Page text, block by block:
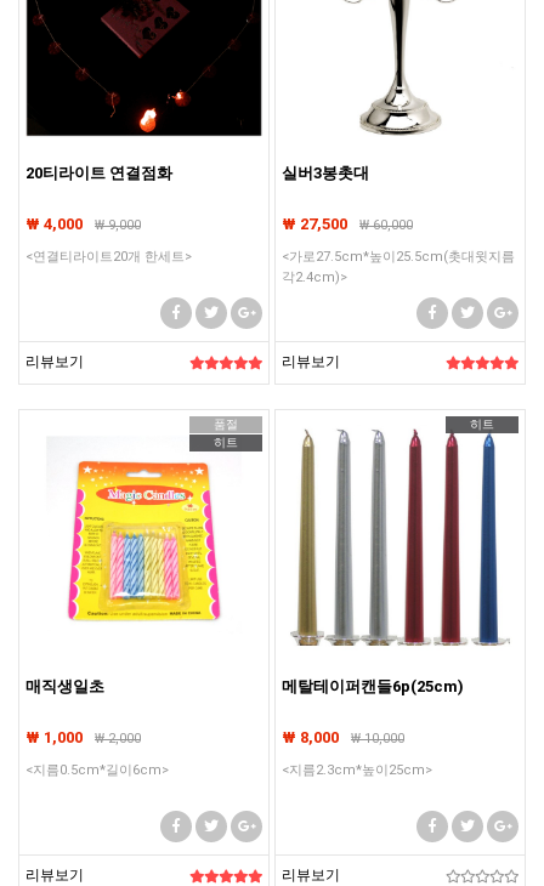
20티라이트 연결점화
₩ 4,000 ₩9,000
<연결티라이트20개 한세트>
리뷰보기
실버3봉촛대
₩ 27,500 ₩60,000
<가로27.5cm*높이25.5cm(촛대윗지름
각2.4cm)>
리뷰보기
품절
히트
매직생일초
₩ 1,000 ₩2,000
<지름0.5cm*길이6cm>
리뷰보기
히트
메탈테이퍼캔들6p(25cm)
₩ 8,000 ₩10,000
<지름2.3cm*높이25cm>
리뷰보기